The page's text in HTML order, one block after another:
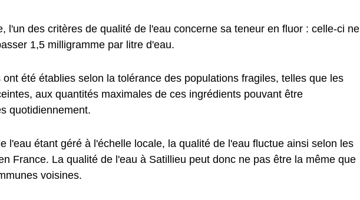
l'un des critères de qualité de l'eau concerne sa teneur en fluor : celle-ci ne
1,5 milligramme par litre d'eau.
ont été établies selon la tolérance des populations fragiles, telles que les
aux quantités maximales de ces ingrédients pouvant être
quotidiennement.
l'eau étant géré à l'échelle locale, la qualité de l'eau fluctue ainsi selon les
France. La qualité de l'eau à Satillieu peut donc ne pas être la même que
voisines.